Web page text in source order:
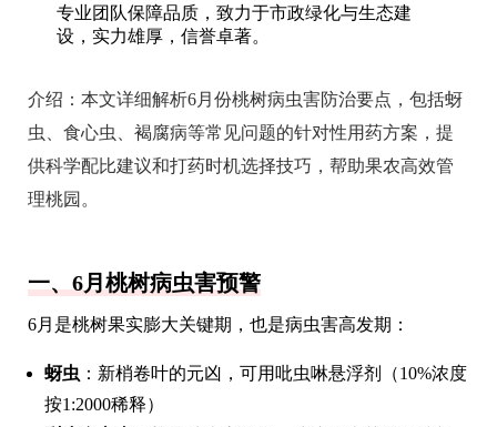
专业团队保障品质，致力于市政绿化与生态建
设，实力雄厚，信誉卓著。
介绍： 本文详细解析6月份桃树病虫害防治要点，包括蚜
虫、食心虫、褐腐病等常见问题的针对性用药方案，提
供科学配比建议和打药时机选择技巧，帮助果农高效管
理桃园。
一、6月桃树病虫害预警
6月是桃树果实膨大关键期，也是病虫害高发期：
蚜虫 ：新梢卷叶的元凶，可用吡虫啉悬浮剂（10%浓度
按1:2000稀释）